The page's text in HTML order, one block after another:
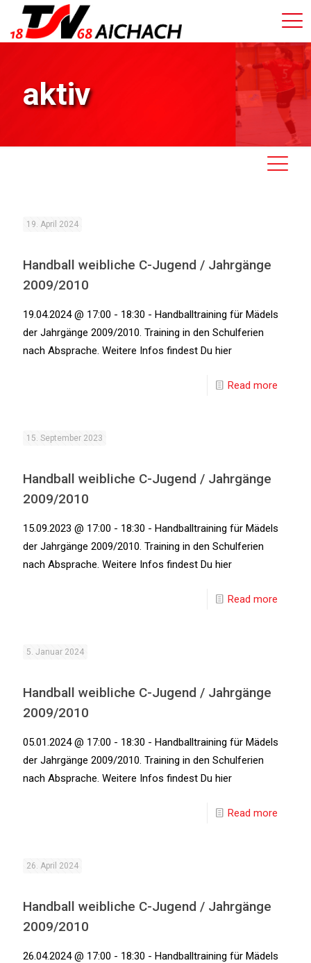
aktiv
19. April 2024
Handball weibliche C-Jugend / Jahrgänge
2009/2010
19.04.2024 @ 17:00 - 18:30 - Handballtraining für Mädels
der Jahrgänge 2009/2010. Training in den Schulferien
nach Absprache. Weitere Infos findest Du hier
Read more
15. September 2023
Handball weibliche C-Jugend / Jahrgänge
2009/2010
15.09.2023 @ 17:00 - 18:30 - Handballtraining für Mädels
der Jahrgänge 2009/2010. Training in den Schulferien
nach Absprache. Weitere Infos findest Du hier
Read more
5. Januar 2024
Handball weibliche C-Jugend / Jahrgänge
2009/2010
05.01.2024 @ 17:00 - 18:30 - Handballtraining für Mädels
der Jahrgänge 2009/2010. Training in den Schulferien
nach Absprache. Weitere Infos findest Du hier
Read more
26. April 2024
Handball weibliche C-Jugend / Jahrgänge
2009/2010
26.04.2024 @ 17:00 - 18:30 - Handballtraining für Mädels